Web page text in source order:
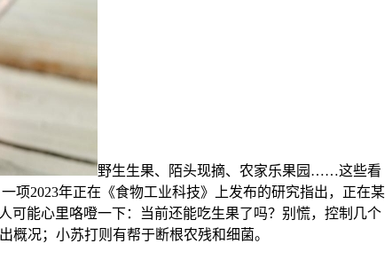
野生生果、陌头现摘、农家乐果园……这些看
项2023年正在《食物工业科技》上发布的研究指出，正在某
可能心里咯噔一下：当前还能吃生果了吗？别慌，控制几个
况；小苏打则有帮于断根农残和细菌。